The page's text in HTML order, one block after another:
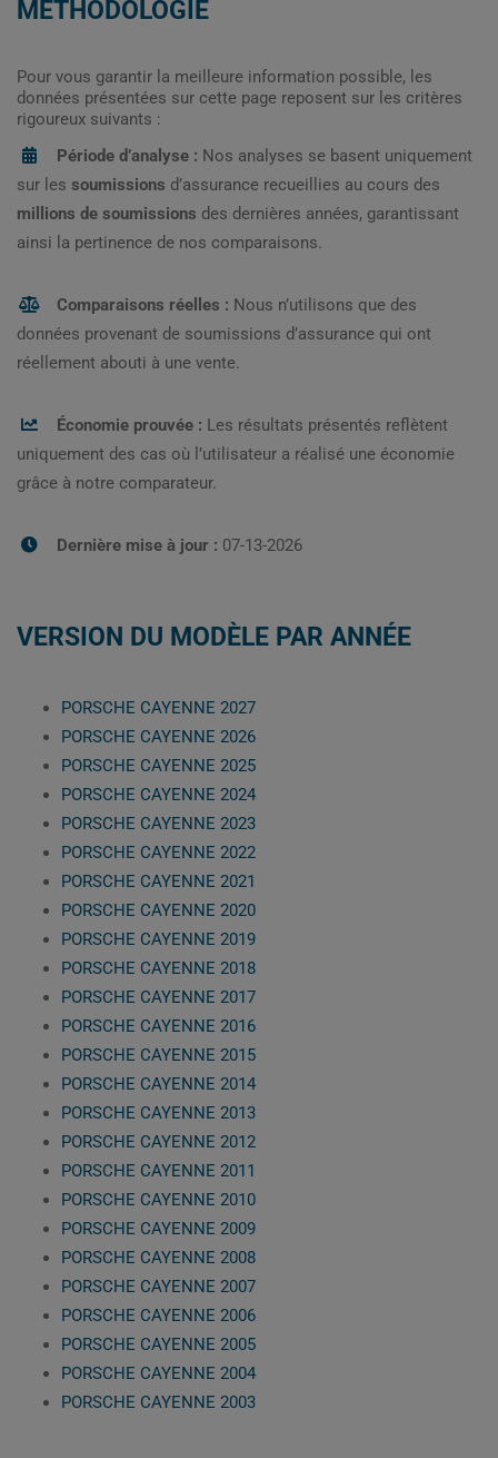
MÉTHODOLOGIE
Pour vous garantir la meilleure information possible, les
données présentées sur cette page reposent sur les critères
rigoureux suivants :
Période d’analyse : Nos analyses se basent uniquement
sur les soumissions d’assurance recueillies au cours des
millions de soumissions des dernières années, garantissant
ainsi la pertinence de nos comparaisons.
Comparaisons réelles : Nous n’utilisons que des
données provenant de soumissions d’assurance qui ont
réellement abouti à une vente.
Économie prouvée : Les résultats présentés reflètent
uniquement des cas où l’utilisateur a réalisé une économie
grâce à notre comparateur.
Dernière mise à jour : 07-13-2026
VERSION DU MODÈLE PAR ANNÉE
PORSCHE CAYENNE 2027
PORSCHE CAYENNE 2026
PORSCHE CAYENNE 2025
PORSCHE CAYENNE 2024
PORSCHE CAYENNE 2023
PORSCHE CAYENNE 2022
PORSCHE CAYENNE 2021
PORSCHE CAYENNE 2020
PORSCHE CAYENNE 2019
PORSCHE CAYENNE 2018
PORSCHE CAYENNE 2017
PORSCHE CAYENNE 2016
PORSCHE CAYENNE 2015
PORSCHE CAYENNE 2014
PORSCHE CAYENNE 2013
PORSCHE CAYENNE 2012
PORSCHE CAYENNE 2011
PORSCHE CAYENNE 2010
PORSCHE CAYENNE 2009
PORSCHE CAYENNE 2008
PORSCHE CAYENNE 2007
PORSCHE CAYENNE 2006
PORSCHE CAYENNE 2005
PORSCHE CAYENNE 2004
PORSCHE CAYENNE 2003